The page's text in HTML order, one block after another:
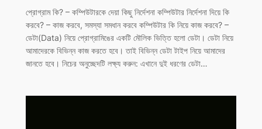
প্রোগ্রাম কি? – কম্পিউটারকে দেয়া কিছু নির্দেশনা কম্পিউটার নির্দেশনা দিয়ে কি
করবে? – কাজ করবে, সমস্যা সমধান করবে কম্পিউটার কি নিয়ে কাজ করবে? –
ডেটা(Data) নিয়ে প্রোগ্রামিঙের একটি মৌলিক ভিত্তি হলো ডেটা। ডেটা নিয়ে
আমাদেরকে বিভিন্ন কাজ করতে হবে। তাই বিভিন্ন ডেটা টাইপ নিয়ে আমাদের
জানতে হবে। নিচের অনুচ্ছেদটি লক্ষ্য করুন: এখানে দুই ধরণের ডেটা…